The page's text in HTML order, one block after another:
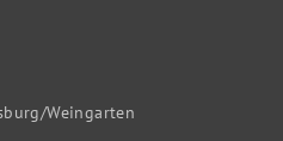
Weingarten